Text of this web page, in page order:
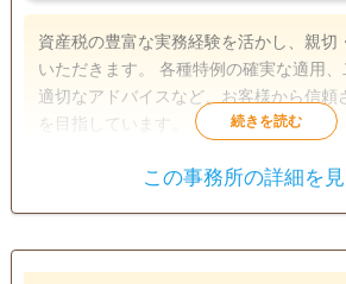
資産税の豊富な実務経験を活かし、親切
いただきます。 各種特例の確実な適用
適切なアドバイスなど、お客様から信頼
を目指しています。
相続財産調査
相続人調査
この事務所の詳細を